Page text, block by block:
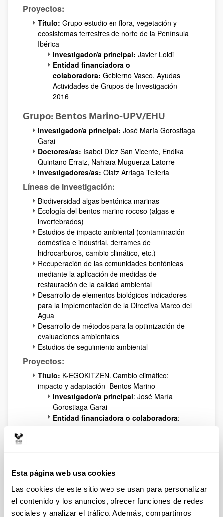
Esta página web usa cookies
Las cookies de este sitio web se usan para personalizar
el contenido y los anuncios, ofrecer funciones de redes
sociales y analizar el tráfico. Además, compartimos
Proyectos:
Título: Grupo estudio en flora, vegetación y
ecosistemas terrestres de norte de la Península
Ibérica
Investigador/a principal: Javier Loidi
Entidad financiadora o
colaboradora: Gobierno Vasco. Ayudas
Actividades de Grupos de Investigación
2016
Grupo: Bentos Marino-UPV/EHU
Investigador/a principal: José María Gorostiaga
Garai
Doctores/as: Isabel Díez San Vicente, Endika
Quintano Erraiz, Nahiara Muguerza Latorre
Investigadores/as: Olatz Arriaga Telleria
Líneas de investigación:
Biodiversidad algas bentónica marinas
Ecología del bentos marino rocoso (algas e
invertebrados)
Estudios de impacto ambiental (contaminación
doméstica e industrial, derrames de
hidrocarburos, cambio climático, etc.)
Recuperación de las comunidades bentónicas
mediante la aplicación de medidas de
restauración de la calidad ambiental
Desarrollo de elementos biológicos indicadores
para la implementación de la Directiva Marco del
Agua
Desarrollo de métodos para la optimización de
evaluaciones ambientales
Estudios de seguimiento ambiental
Proyectos:
Titulo: K-EGOKITZEN. Cambio climático:
impacto y adaptación- Bentos Marino
Investigador/a principal: José María
Gorostiaga Garai
Entidad financiadora o colaboradora:
Titulo:Declive de las praderas submareales de
el impacto del Cambio Climático: efectos
Investigador/a principal:José María
Gorostiaga Garai
Entidad financiadora o colaboradora: